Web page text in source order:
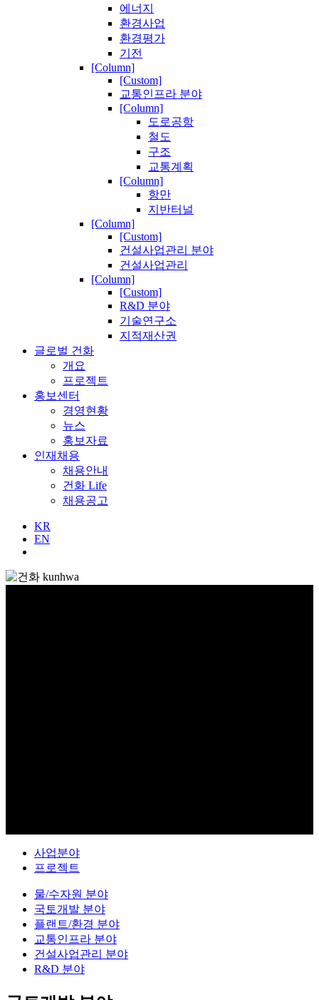
에너지
환경사업
환경평가
기전
[Column]
[Custom]
교통인프라 분야
[Column]
도로공항
철도
구조
교통계획
[Column]
항만
지반터널
[Column]
[Custom]
건설사업관리 분야
건설사업관리
[Column]
[Custom]
R&D 분야
기술연구소
지적재산권
글로벌 건화
개요
프로젝트
홍보센터
경영현황
뉴스
홍보자료
인재채용
채용안내
건화 Life
채용공고
KR
EN
사업분야
프로젝트
물/수자원 분야
국토개발 분야
플랜트/환경 분야
교통인프라 분야
건설사업관리 분야
R&D 분야